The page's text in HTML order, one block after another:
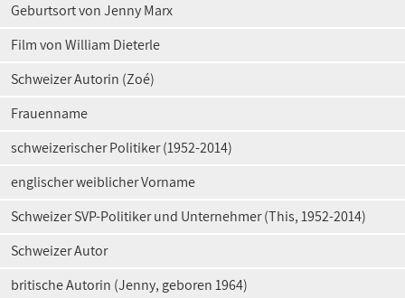
Geburtsort von Jenny Marx
Film von William Dieterle
Schweizer Autorin (Zoé)
Frauenname
schweizerischer Politiker (1952-2014)
englischer weiblicher Vorname
Schweizer SVP-Politiker und Unternehmer (This, 1952-2014)
Schweizer Autor
britische Autorin (Jenny, geboren 1964)